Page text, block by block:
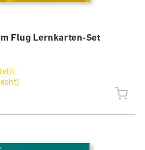
Flug Lernkarten-Set